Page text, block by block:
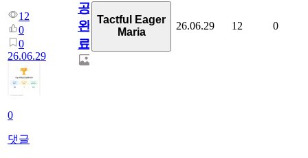
12
0
0
26.06.29
0
댓글
공
완
료
Tactful Eager
Maria
26.06.29 12 0